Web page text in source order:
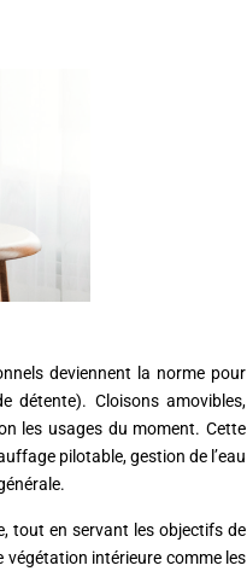
deviennent la norme pour
détente). Cloisons amovibles,
les usages du moment. Cette
pilotable, gestion de l’eau
tout en servant les objectifs de
végétation intérieure comme les